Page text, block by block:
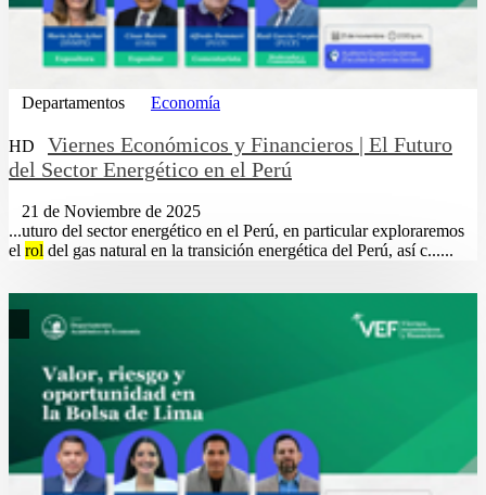
Departamentos Economía
HD
Viernes Económicos y Financieros | El Futuro
del Sector Energético en el Perú
21 de Noviembre de 2025
...uturo del sector energético en el Perú, en particular exploraremos
el rol del gas natural en la transición energética del Perú, así c......